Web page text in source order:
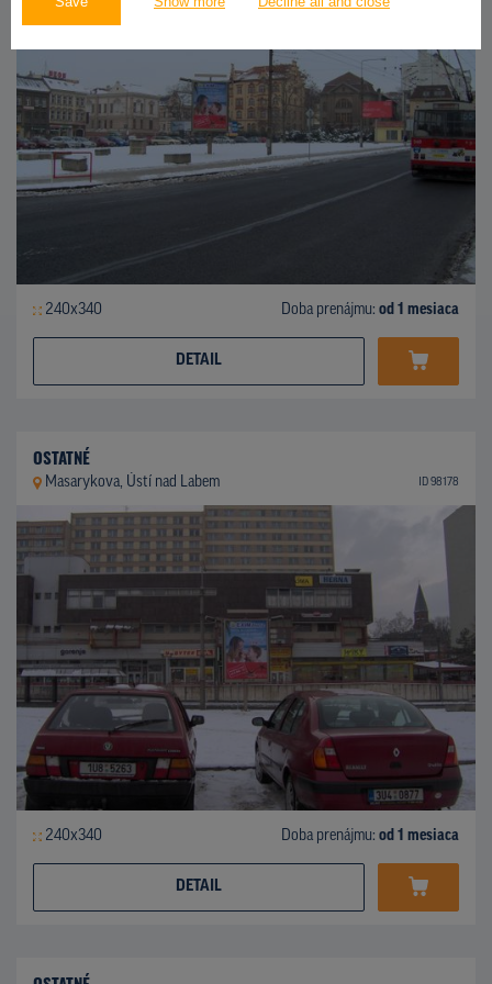
240x340 Doba prenájmu: od 1 mesiaca
DETAIL
OSTATNÉ
Masarykova, Ústí nad Labem ID 98178
240x340 Doba prenájmu: od 1 mesiaca
DETAIL